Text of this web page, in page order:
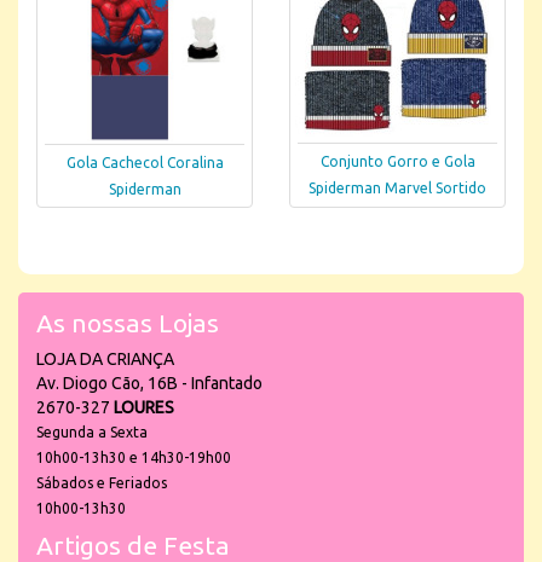
Gola Cachecol Coralina
Spiderman
Conjunto Gorro e Gola
Spiderman Marvel Sortido
As nossas Lojas
LOJA DA CRIANÇA
Av. Diogo Cão, 16B - Infantado
2670-327 LOURES
Segunda a Sexta
10h00-13h30 e 14h30-19h00
Sábados e Feriados
10h00-13h30
Artigos de Festa